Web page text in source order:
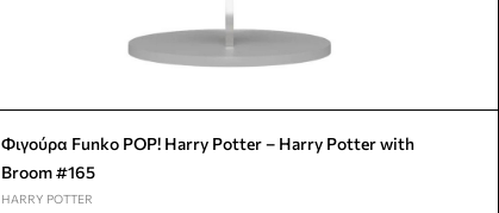
Φιγούρα Funko POP! Harry Potter – Harry Potter with
Broom #165
HARRY POTTER